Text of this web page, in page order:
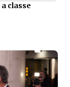
classe